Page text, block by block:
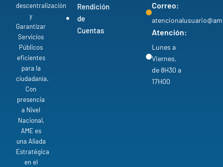
descentralización
y
Garantizar
Servicios
Públicos
eficientes
para la
ciudadanía.
Con
presencia
a Nivel
Nacional,
AME es
una Aliada
Estratégica
en el
Rendición
de
Cuentas
Correo:
Atención:
Lunes a
Viernes,
de 8H30 a
17H00